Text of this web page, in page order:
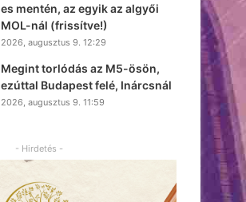
es mentén, az egyik az algyői
MOL-nál (frissítve!)
2026, augusztus 9. 12:29
Megint torlódás az M5-ösön,
ezúttal Budapest felé, Inárcsnál
2026, augusztus 9. 11:59
- Hirdetés -